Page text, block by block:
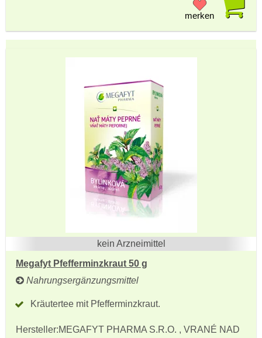
merken
kein Arzneimittel
Megafyt Pfefferminzkraut 50 g
Nahrungsergänzungsmittel
Kräutertee mit Pfefferminzkraut.
Hersteller:MEGAFYT PHARMA S.R.O. , VRANÉ NAD